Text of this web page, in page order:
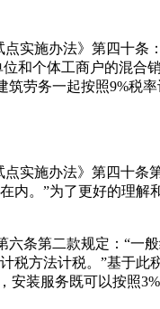
实施办法》第四十条
和个体工商户的混合
劳务一起按照9%税
实施办法》第四十条
。”为了更好的理解
条第二款规定：“一
税方法计税。”基于此
装服务既可以按照